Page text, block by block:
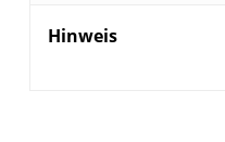
Hinweis